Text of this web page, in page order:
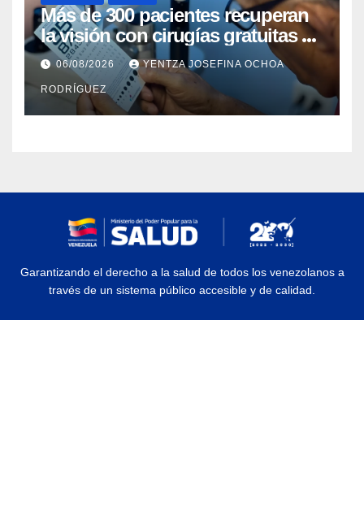
Más de 300 pacientes recuperan
la visión con cirugías gratuitas de
cataratas en Zulia
06/08/2026 YENTZA JOSEFINA OCHOA
RODRÍGUEZ
Garantizando el derecho a la salud de todos los venezolanos a
través de un sistema público accesible y de calidad.